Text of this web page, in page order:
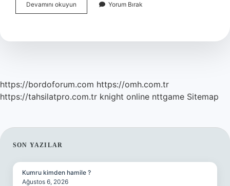
Devamını okuyun
Tamince
Tane
Yorum Bırak
https://bordoforum.com https://omh.com.tr
https://tahsilatpro.com.tr knight online nttgame Sitemap
SIDEBAR
SON YAZILAR
Kumru kimden hamile ?
Ağustos 6, 2026